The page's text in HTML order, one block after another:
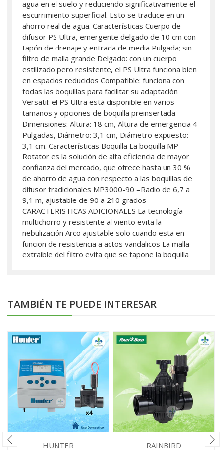
agua en el suelo y reduciendo significativamente el
escurrimiento superficial. Esto se traduce en un
ahorro real de agua. Características Cuerpo de
difusor PS Ultra, emergente delgado de 10 cm con
tapón de drenaje y entrada de media Pulgada; sin
filtro de malla grande Delgado: con un cuerpo
estilizado pero resistente, el PS Ultra funciona bien
en espacios reducidos Compatible: funciona con
todas las boquillas para facilitar su adaptación
Versátil: el PS Ultra está disponible en varios
tamaños y opciones de boquilla preinsertada
Dimensiones: Altura: 18 cm, Altura de emergencia 4
Pulgadas, Diámetro: 3,1 cm, Diámetro expuesto:
3,1 cm. Características Boquilla La boquilla MP
Rotator es la solución de alta eficiencia de mayor
confianza del mercado, que ofrece hasta un 30 %
de ahorro de agua con respecto a las boquillas de
difusor tradicionales MP3000-90 =Radio de 6,7 a
9,1 m, ajustable de 90 a 210 grados
CARACTERISTICAS ADICIONALES La tecnología
multichorro y resistente al viento evita la
nebulización Arco ajustable solo cuando esta en
funcion de resistencia a actos vandalicos La malla
extraible del filtro evita que se tapone la boquilla
TAMBIÉN TE PUEDE INTERESAR
HUNTER
RAINBIRD